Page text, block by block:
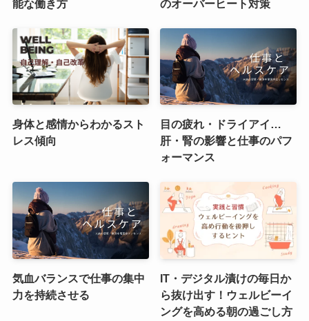
能な働き方 のオーバーヒート対策
身体と感情からわかるスト
レス傾向
目の疲れ・ドライアイ…
肝・腎の影響と仕事のパフ
ォーマンス
気血バランスで仕事の集中
力を持続させる
IT・デジタル漬けの毎日か
ら抜け出す！ウェルビーイ
ングを高める朝の過ごし方